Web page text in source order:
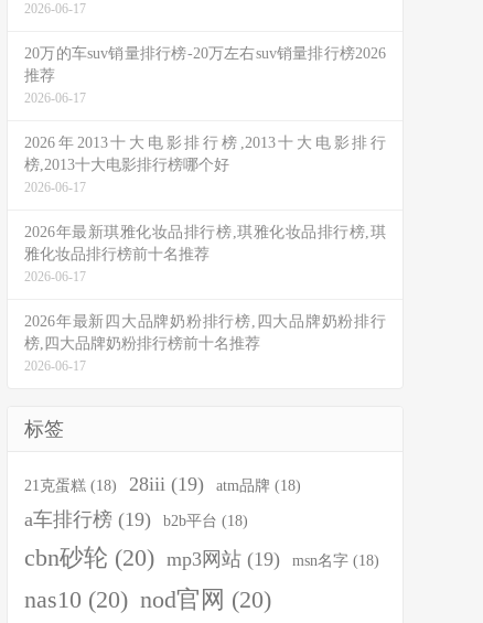
2026-06-17
20万的车suv销量排行榜-20万左右suv销量排行榜2026
推荐
2026-06-17
2026年2013十大电影排行榜,2013十大电影排行
榜,2013十大电影排行榜哪个好
2026-06-17
2026年最新琪雅化妆品排行榜,琪雅化妆品排行榜,琪
雅化妆品排行榜前十名推荐
2026-06-17
2026年最新四大品牌奶粉排行榜,四大品牌奶粉排行
榜,四大品牌奶粉排行榜前十名推荐
2026-06-17
标签
21克蛋糕 (18) 28iii (19) atm品牌 (18)
a车排行榜 (19) b2b平台 (18)
cbn砂轮 (20) mp3网站 (19) msn名字 (18)
nas10 (20) nod官网 (20)